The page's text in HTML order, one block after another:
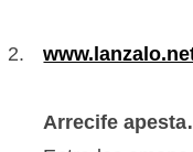
Arrecife